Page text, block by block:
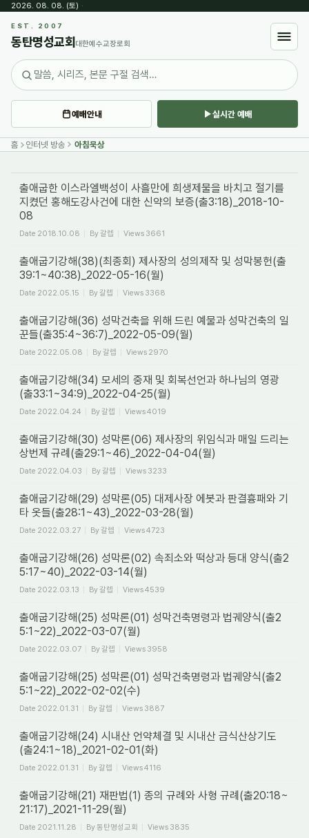
2026. 08. 08. (토) ·
EST. 2007
동탄명성교회 대한예수교장로회
예배안내 실시간 예배
홈 인터넷 방송 아침묵상
출애굽한 이스라엘백성이 사흘만에 희생제물을 바치고 절기를
지켰던 홍해도강사건에 대한 신약의 보증(출3:18)_2018-10-
08
Date 2018.10.08 By갈렙 Views 3661
출애굽기강해(38)(최종회) 제사장의 성의제작 및 성막봉헌(출
39:1~40:38)_2022-05-16(월)
Date 2022.05.15 By갈렙 Views 3368
출애굽기강해(36) 성막건축을 위해 드린 예물과 성막건축의 일
꾼들(출35:4~36:7)_2022-05-09(월)
Date 2022.05.08 By갈렙 Views 2970
출애굽기강해(34) 모세의 중재 및 회복선언과 하나님의 영광
(출33:1~34:9)_2022-04-25(월)
Date 2022.04.24 By갈렙 Views4019
출애굽기강해(30) 성막론(06) 제사장의 위임식과 매일 드리는
상번제 규례(출29:1~46)_2022-04-04(월)
Date 2022.04.03 By갈렙 Views 3233
출애굽기강해(29) 성막론(05) 대제사장 에봇과 판결흉패와 기
타 옷들(출28:1~43)_2022-03-28(월)
Date 2022.03.27 By갈렙 Views4723
출애굽기강해(26) 성막론(02) 속죄소와 떡상과 등대 양식(출2
5:17~40)_2022-03-14(월)
Date 2022.03.13 By갈렙 Views4539
출애굽기강해(25) 성막론(01) 성막건축명령과 법궤양식(출2
5:1~22)_2022-03-07(월)
Date 2022.03.07 By갈렙 Views 3958
출애굽기강해(25) 성막론(01) 성막건축명령과 법궤양식(출2
5:1~22)_2022-02-02(수)
Date 2022.01.31 By갈렙 Views 3887
출애굽기강해(24) 시내산 언약체결 및 시내산 금식산상기도
(출24:1~18)_2021-02-01(화)
Date 2022.01.31 By갈렙 Views4116
출애굽기강해(21) 재판법(1) 종의 규례와 사형 규례(출20:18~
21:17)_2021-11-29(월)
Date 2021.11.28 By동탄명성교회 Views 3835
Sketchbook5, 스케치북5
Sketchbook5, 스케치북5